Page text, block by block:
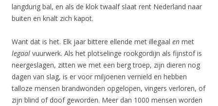
langdurig bal, en als de klok twaalf slaat rent Nederland naar
buiten en knalt zich kapot.
Want dat is het. Elk jaar bittere ellende met illegaal en met
legaal vuurwerk. Als het plotselinge rookgordijn als fijnstof is
neergeslagen, zitten we met een berg troep, zijn dieren nog
dagen van slag, is er voor miljoenen vernield en hebben
talloze mensen brandwonden opgelopen, vingers verloren, of
zijn blind of doof geworden. Meer dan 1000 mensen worden